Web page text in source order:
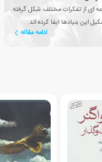
ای از تفکرات مختلف شکل گرفته
بنیادها ایفا کرده اند.
ادامه مقاله